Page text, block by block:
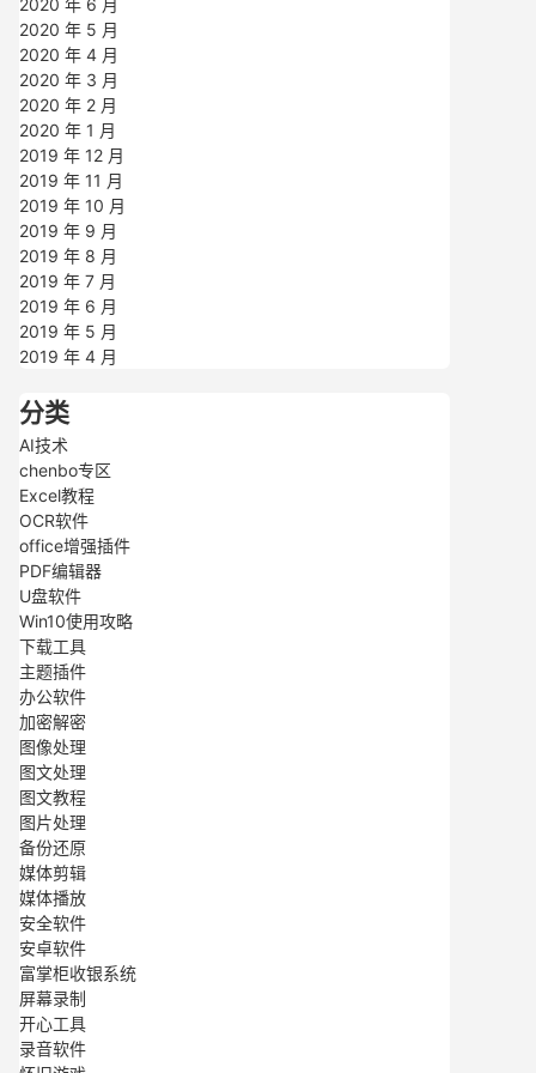
2020 年 6 月
2020 年 5 月
2020 年 4 月
2020 年 3 月
2020 年 2 月
2020 年 1 月
2019 年 12 月
2019 年 11 月
2019 年 10 月
2019 年 9 月
2019 年 8 月
2019 年 7 月
2019 年 6 月
2019 年 5 月
2019 年 4 月
分类
AI技术
chenbo专区
Excel教程
OCR软件
office增强插件
PDF编辑器
U盘软件
Win10使用攻略
下载工具
主题插件
办公软件
加密解密
图像处理
图文处理
图文教程
图片处理
备份还原
媒体剪辑
媒体播放
安全软件
安卓软件
富掌柜收银系统
屏幕录制
开心工具
录音软件